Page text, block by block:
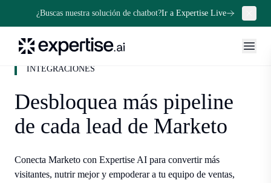
¿Buscas nuestra solución de chatbot?Ir a Expertise Live
INTEGRACIONES
Desbloquea más pipeline
de cada lead de Marketo
Conecta Marketo con Expertise AI para convertir más
visitantes, nutrir mejor y empoderar a tu equipo de ventas,